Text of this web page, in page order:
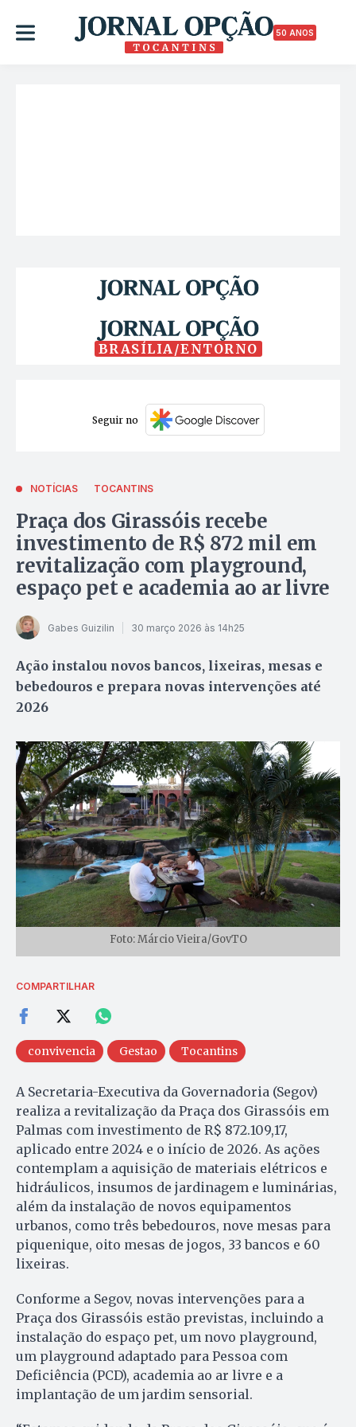
50 ANOS
BRASÍLIA/ENTORNO
Seguir no
NOTÍCIAS TOCANTINS
Praça dos Girassóis recebe
investimento de R$ 872 mil em
revitalização com playground,
espaço pet e academia ao ar livre
Gabes Guizilin 30 março 2026 às 14h25
Ação instalou novos bancos, lixeiras, mesas e
bebedouros e prepara novas intervenções até
2026
Foto: Márcio Vieira/GovTO
COMPARTILHAR
convivencia Gestao Tocantins
A Secretaria-Executiva da Governadoria (Segov)
realiza a revitalização da Praça dos Girassóis em
Palmas com investimento de R$ 872.109,17,
aplicado entre 2024 e o início de 2026. As ações
contemplam a aquisição de materiais elétricos e
hidráulicos, insumos de jardinagem e luminárias,
além da instalação de novos equipamentos
urbanos, como três bebedouros, nove mesas para
piquenique, oito mesas de jogos, 33 bancos e 60
lixeiras.
Conforme a Segov, novas intervenções para a
Praça dos Girassóis estão previstas, incluindo a
instalação do espaço pet, um novo playground,
um playground adaptado para Pessoa com
Deficiência (PCD), academia ao ar livre e a
implantação de um jardim sensorial.